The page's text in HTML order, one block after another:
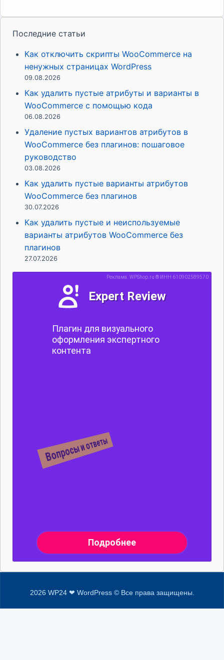
Последние статьи
Как отключить скрипты WooCommerce на
ненужных страницах WordPress
09.08.2026
Как удалить пустые атрибуты и варианты в
WooCommerce с помощью кода
06.08.2026
Удаление пустых вариантов атрибутов в
WooCommerce без плагинов: пошаговое
руководство
03.08.2026
Как удалить пустые варианты атрибутов
WooCommerce без плагинов
30.07.2026
Как удалить пустые и неиспользуемые
варианты атрибутов WooCommerce без
плагинов
27.07.2026
2026 WP24 ❤ WordPress © Все права защищены.